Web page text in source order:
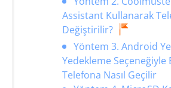
Assistant Kullanarak
Değiştirilir?
Yöntem 3. Android
Yedekleme Seçeneğiyle
Telefona Nasıl Geçilir